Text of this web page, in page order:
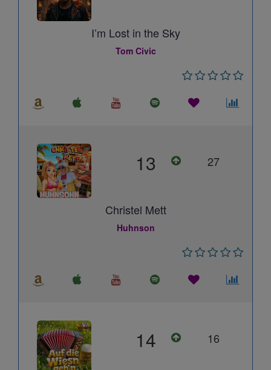
I’m Lost in the Sky
Tom Civic
13 27
Christel Mett
Huhnson
14 16